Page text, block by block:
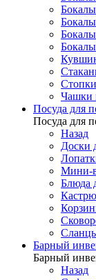
Чашки
Посуда для
Посуда для
Назад
Доски
Мини-
Блюда
Барный
Барный
Назад